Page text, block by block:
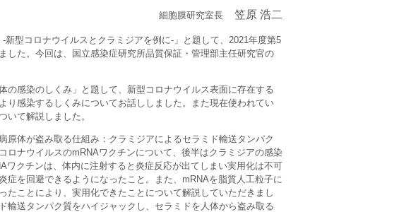
細胞膜研究室長 笠原 浩二
型コロナウイルスとクラミジアを例に‐」と題して、2021年度第5
した。今回は、国立感染症研究所品質保証・管理部主任研究官の
の感染のしくみ」と題して、新型コロナウイルス表面に存在する
り感染するしくみについてお話ししました。また現在使われてい
いて解説しました。
原体が盗み取る仕組み：クラミジアによるセラミド輸送タンパク
ロナウイルスのmRNAワクチンについて、後半はクラミジアの感染
ワクチンは、体内に注射すると炎症反応が出てしまい実用化は不可
症を回避できるようになったこと。また、mRNAを脂質人工粒子に
たことにより、実用化できたことについて解説していただきまし
輸送タンパク質をハイジャックし、セラミドを人体から盗み取る